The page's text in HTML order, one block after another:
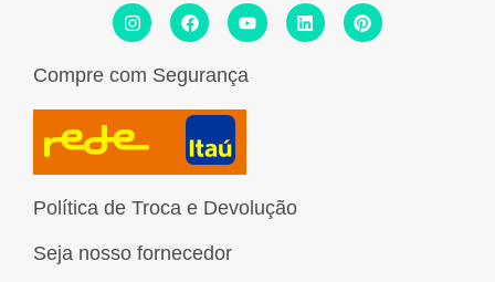
I
n
s
a
a
m
F
a
c
b
o
Y
o
u
u
L
i
n
P
i
n
Compre com Segurança
Política de Troca e Devolução
Seja nosso fornecedor